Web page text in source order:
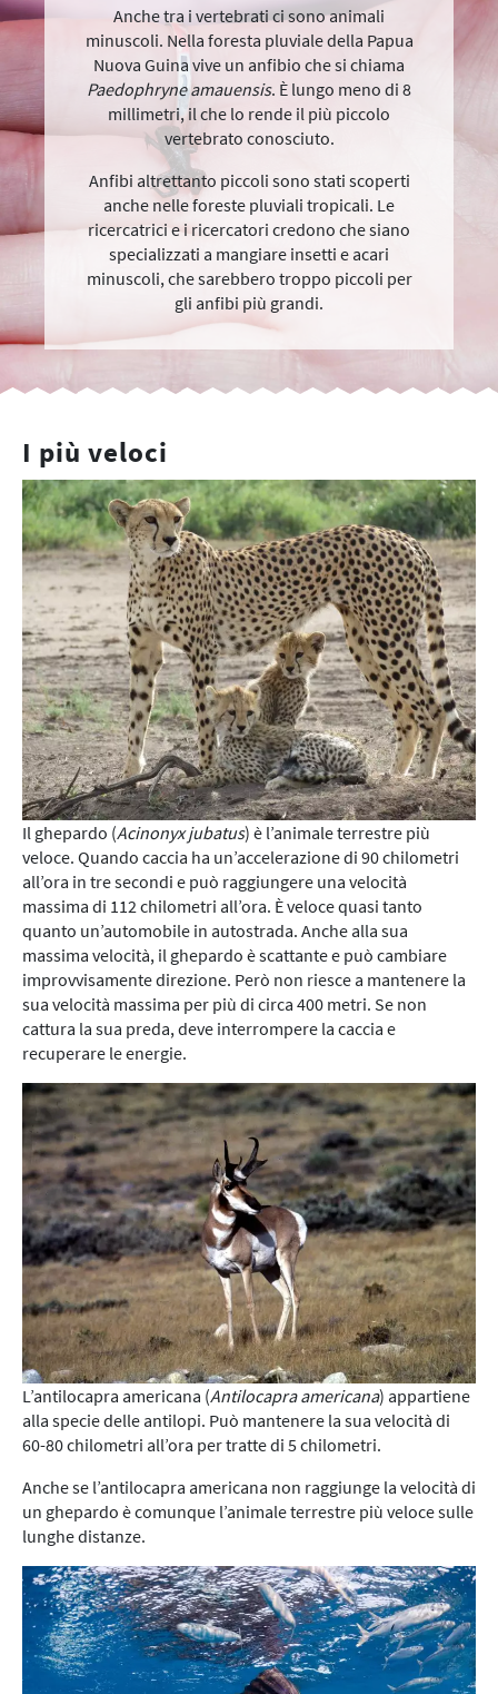
Anche tra i vertebrati ci sono animali
minuscoli. Nella foresta pluviale della Papua
Nuova Guina vive un anfibio che si chiama
Paedophryne amauensis. È lungo meno di 8
millimetri, il che lo rende il più piccolo
vertebrato conosciuto.
Anfibi altrettanto piccoli sono stati scoperti
anche nelle foreste pluviali tropicali. Le
ricercatrici e i ricercatori credono che siano
specializzati a mangiare insetti e acari
minuscoli, che sarebbero troppo piccoli per
gli anfibi più grandi.
I più veloci
Il ghepardo (Acinonyx jubatus) è l’animale terrestre più
veloce. Quando caccia ha un’accelerazione di 90 chilometri
all’ora in tre secondi e può raggiungere una velocità
massima di 112 chilometri all’ora. È veloce quasi tanto
quanto un’automobile in autostrada. Anche alla sua
massima velocità, il ghepardo è scattante e può cambiare
improvvisamente direzione. Però non riesce a mantenere la
sua velocità massima per più di circa 400 metri. Se non
cattura la sua preda, deve interrompere la caccia e
recuperare le energie.
L’antilocapra americana (Antilocapra americana) appartiene
alla specie delle antilopi. Può mantenere la sua velocità di
60-80 chilometri all’ora per tratte di 5 chilometri.
Anche se l’antilocapra americana non raggiunge la velocità di
un ghepardo è comunque l’animale terrestre più veloce sulle
lunghe distanze.